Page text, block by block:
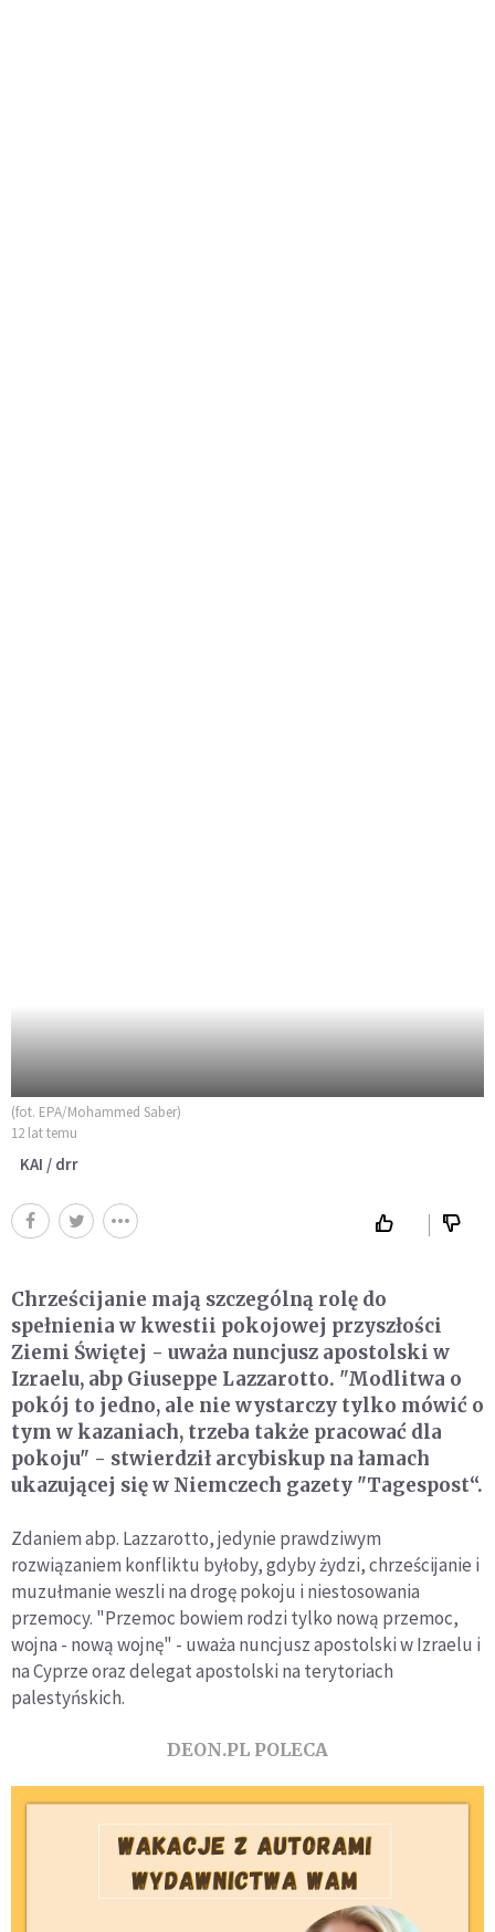
(fot. EPA/Mohammed Saber)
12 lat temu
KAI / drr
Chrześcijanie mają szczególną rolę do
spełnienia w kwestii pokojowej przyszłości
Ziemi Świętej - uważa nuncjusz apostolski w
Izraelu, abp Giuseppe Lazzarotto. "Modlitwa o
pokój to jedno, ale nie wystarczy tylko mówić o
tym w kazaniach, trzeba także pracować dla
pokoju" - stwierdził arcybiskup na łamach
ukazującej się w Niemczech gazety "Tagespost“.
Zdaniem abp. Lazzarotto, jedynie prawdziwym
rozwiązaniem konfliktu byłoby, gdyby żydzi, chrześcijanie i
muzułmanie weszli na drogę pokoju i niestosowania
przemocy. "Przemoc bowiem rodzi tylko nową przemoc,
wojna - nową wojnę" - uważa nuncjusz apostolski w Izraelu i
na Cyprze oraz delegat apostolski na terytoriach
palestyńskich.
DEON.PL POLECA